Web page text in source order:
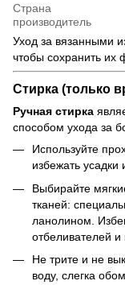
Страна
производитель
Уход за вязанными
чтобы сохранить их
Стирка (только
Ручная стирка
способом ухода за
Используйте
избежать
Выбирайте
тканей:
ланолином.
отбеливателей и
Не трите и не
воду, слегка